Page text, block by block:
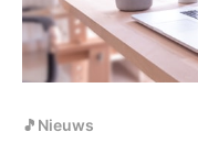
🎵Nieuws